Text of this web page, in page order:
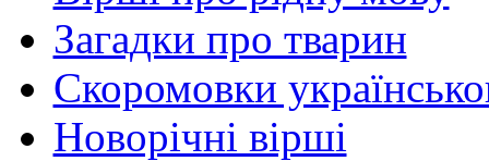
Загадки про тварин
Скоромовки
Новорічні вірші